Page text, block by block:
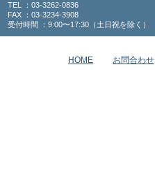
TEL ：03-3262-0836
FAX ：03-3234-3908
受付時間 ：9:00〜17:30（土日祝を除く）
HOME お問合わせ